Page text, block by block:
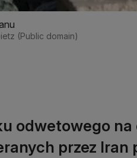
(Public domain)
odwetowego na
przez Iran